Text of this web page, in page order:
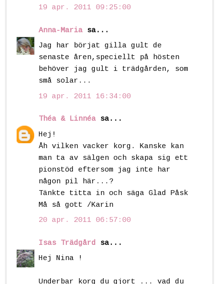
19 apr. 2011 09:25:00
Anna-Maria sa...
Jag har börjat gilla gult de
senaste åren,speciellt på hösten
behöver jag gult i trädgården, som
små solar...
19 apr. 2011 16:34:00
Théa & Linnéa sa...
Hej!
Åh vilken vacker korg. Kanske kan
man ta av sälgen och skapa sig ett
pionstöd eftersom jag inte har
någon pil här...?
Tänkte titta in och säga Glad Påsk
Må så gott /Karin
20 apr. 2011 06:57:00
Isas Trädgård sa...
Hej Nina !
Underbar korg du gjort ... vad du